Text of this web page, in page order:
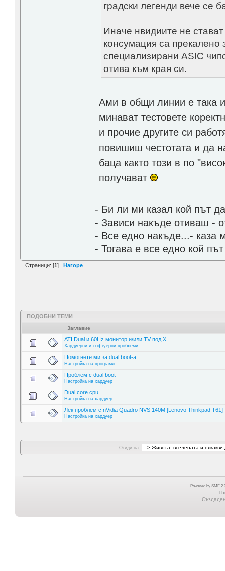
градски легенди вече се
Иначе нвидиите не
консумация са прекалено
специализирани ASIC
отива към края си.
Ами в общи линии е така
минават тестовете
и прочие другите си
повишиш честотата и да
баца както този в по
получават
- Би ли ми казал кой път
- Зависи накъде отиваш -
- Все едно накъде...- каза
- Тогава е все едно кой
Страници: [1] Нагоре
ПОДОБНИ ТЕМИ
Заглавие
ATI Dual и 60Hz монитор и/или TV под X
Хардуерни и софтуерни проблеми
Помогнете ми за dual boot-a
Настройка на програми
Проблем с dual boot
Настройка на хардуер
Dual core cpu
Настройка на хардуер
Лек проблем с nVidia Quadro NVS 140M [Lenovo Thinkpad T61]
Настройка на хардуер
Отиди на:
Powered by SMF